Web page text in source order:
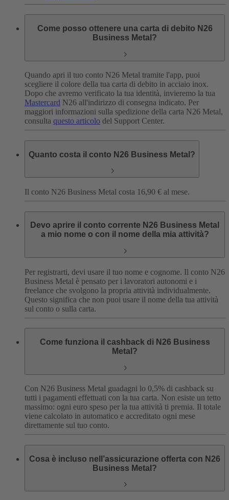
Come posso ottenere una carta di debito N26
Business Metal?
Quando apri il tuo conto N26 Metal tramite l'app, puoi
scegliere il colore della tua carta di debito in acciaio inox.
Dopo che avremo verificato la tua identità, invieremo la tua
Mastercard N26 all'indirizzo di consegna indicato. Per
maggiori informazioni sulla spedizione della carta N26 Metal,
consulta questo articolo del Support Center.
Quanto costa il conto N26 Business Metal?
Il conto N26 Business Metal costa 16,90 € al mese.
Devo aprire il conto corrente N26 Business Metal
a mio nome o con il nome della mia attività?
Per registrarti, devi usare il tuo nome e cognome. Il conto N26
Business Metal è pensato per i lavoratori autonomi e i
freelance che svolgono la propria attività individualmente.
Questo significa che non puoi usare il nome della tua attività
sul conto o sulla carta.
Come funziona il cashback di N26 Business
Metal?
Con N26 Business Metal guadagni lo 0,5% di cashback su
tutti i pagamenti effettuati con la tua carta. Non esiste un tetto
massimo: ogni euro speso per la tua attività ti premia. Il totale
viene calcolato in automatico e accreditato ogni mese
direttamente sul tuo conto.
Cosa è incluso nell’assicurazione offerta con N26
Business Metal?